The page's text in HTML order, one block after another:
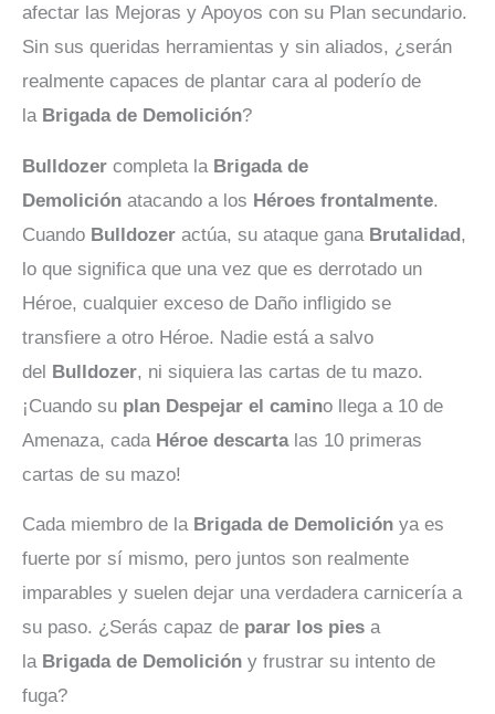
afectar las Mejoras y Apoyos con su Plan secundario.
Sin sus queridas herramientas y sin aliados, ¿serán
realmente capaces de plantar cara al poderío de
la Brigada de Demolición?
Bulldozer completa la Brigada de
Demolición atacando a los Héroes frontalmente.
Cuando Bulldozer actúa, su ataque gana Brutalidad,
lo que significa que una vez que es derrotado un
Héroe, cualquier exceso de Daño infligido se
transfiere a otro Héroe. Nadie está a salvo
del Bulldozer, ni siquiera las cartas de tu mazo.
¡Cuando su plan Despejar el camino llega a 10 de
Amenaza, cada Héroe descartalas 10 primeras
cartas de su mazo!
Cada miembro de la Brigada de Demolición ya es
fuerte por sí mismo, pero juntos son realmente
imparables y suelen dejar una verdadera carnicería a
su paso. ¿Serás capaz de parar los pies a
la Brigada de Demolición y frustrar su intento de
fuga?